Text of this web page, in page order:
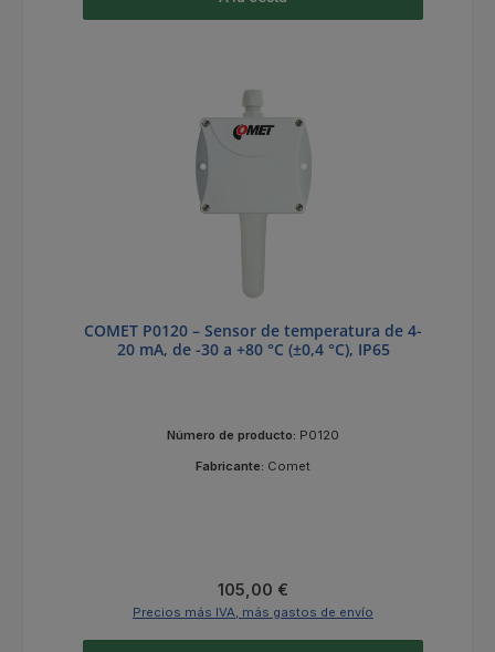
COMET P0120 – Sensor de temperatura de 4-
20 mA, de -30 a +80 °C (±0,4 °C), IP65
Número de producto: P0120
Fabricante: Comet
Precio normal:
105,00 €
Precios más IVA, más gastos de envío